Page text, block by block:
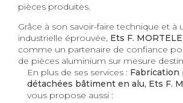
pièces produites.
Grâce à son savoir-faire technique et à
industrielle éprouvée, Ets F.
comme un partenaire de confiance
de pièces aluminium sur mesure
En plus de ses services : Fabrication
détachées bâtiment en alu, Ets F.
vous propose aussi :